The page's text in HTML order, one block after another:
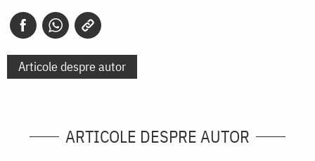
Articole despre autor
ARTICOLE DESPRE AUTOR